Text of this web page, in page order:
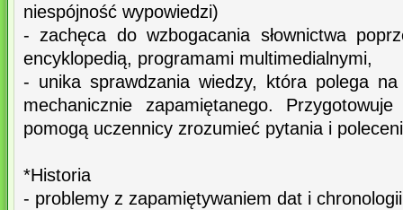
niespójność wypowiedzi)
- zachęca do wzbogacania słownictwa
encyklopedią, programami multimedialnymi,
- unika sprawdzania wiedzy, która polega na
mechanicznie zapamiętanego.
pomogą uczennicy zrozumieć pytania i
*Historia
- problemy z zapamiętywaniem dat i